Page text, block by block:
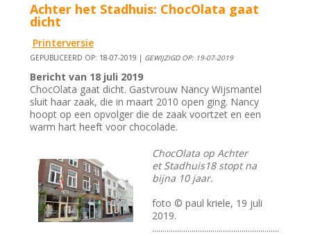
Achter het Stadhuis: ChocOlata gaat
dicht
Printerversie
GEPUBLICEERD OP: 18-07-2019 | GEWIJZIGD OP: 19-07-2019
Bericht van 18 juli 2019
ChocOlata gaat dicht. Gastvrouw Nancy Wijsmantel
sluit haar zaak, die in maart 2010 open ging. Nancy
hoopt op een opvolger die de zaak voortzet en een
warm hart heeft voor chocolade.
ChocOlata op Achter
et Stadhuis18 stopt na
bijna 10 jaar.
foto © paul kriele, 19 juli
2019.
.............................................................